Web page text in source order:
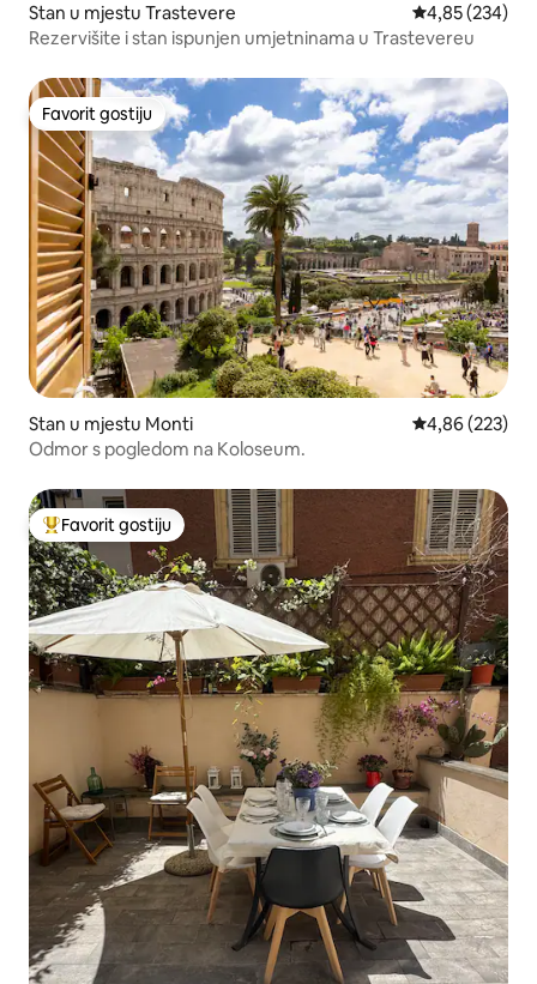
Stan u mjestu Trastevere Prosječna
4,85 (234)
Rezervišite i stan ispunjen umjetninama u Trastevereu
Favorit gostiju
Favorit gostiju
Stan u mjestu Monti Prosječna
4,86 (223)
Odmor s pogledom na Koloseum.
Glavni favorit gostiju
Favorit gostiju